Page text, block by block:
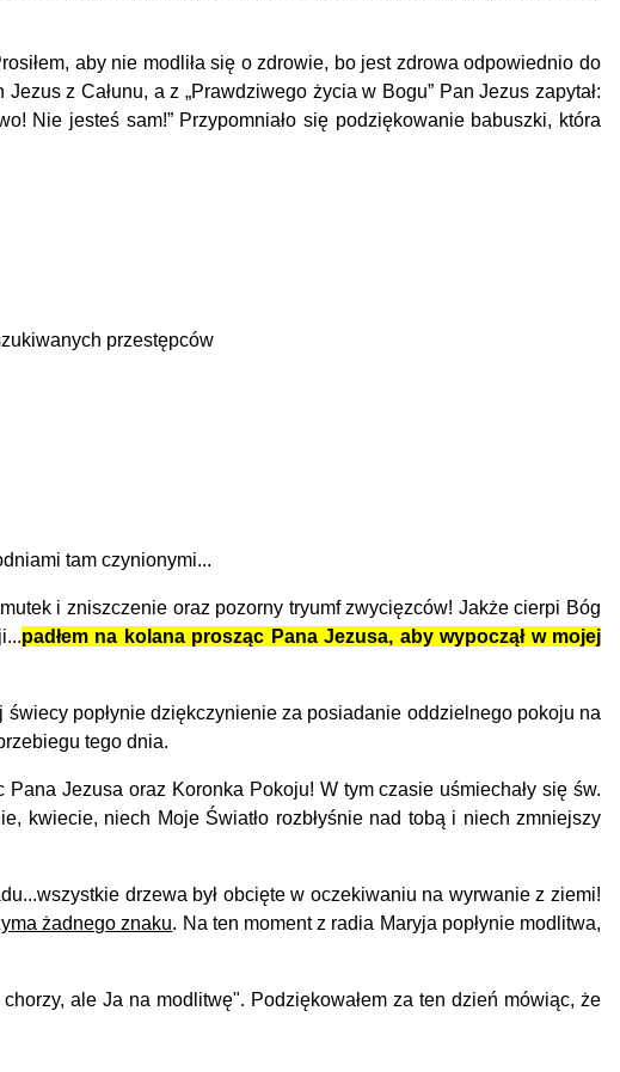
aby nie modliła się o zdrowie, bo jest zdrowa odpowiednio do
z Całunu, a z „Prawdziwego życia w Bogu” Pan Jezus zapytał:
Nie jesteś sam!”Przypomniało się podziękowanie babuszki, która
przestępców
tam czynionymi...
i zniszczenie oraz pozorny tryumf zwycięzców! Jakże cierpi Bóg
padłem na kolana prosząc Pana Jezusa, aby wypoczął w mojej
popłynie dziękczynienie za posiadanie oddzielnego pokoju na
tego dnia.
Jezusa oraz Koronka Pokoju! W tym czasie uśmiechały się św.
kwiecie, niech Moje Światło rozbłyśnie nad tobą i niech zmniejszy
drzewa był obcięte w oczekiwaniu na wyrwanie z ziemi!
żadnego znaku. Na ten moment z radia Maryja popłynie modlitwa,
ale Ja na modlitwę". Podziękowałem za ten dzień mówiąc, że